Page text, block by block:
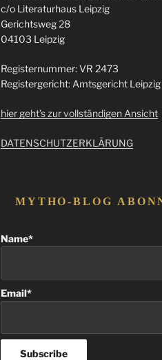
c/o Literaturhaus Leipzig
Gerichtsweg 28
04103 Leipzig
Registernummer: VR 2473
Registergericht: Amtsgericht Leipzig
hier geht’s zur vollständigen Ansicht
DATENSCHUTZERKLÄRUNG
MYTHO-BLOG
Name*
Email*